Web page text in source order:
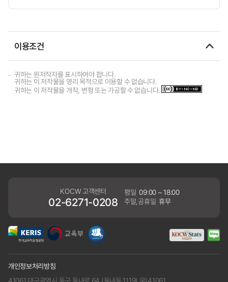
이용조건
귀하는 원저작자를 표시하여야 합니다.
귀하는 이 저작물을 영리 목적으로 이용할 수 없습니다.
귀하는 이 저작물을 개작, 변형 또는 가공할 수 없습니다.
KOCW 고객센터
02-6271-0208
평일 09:00 ~ 18:00
주말,공휴일 휴무
개인정보처리방침